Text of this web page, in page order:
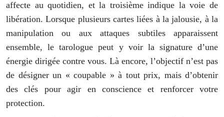
affecte au quotidien, et la troisième indique la voie de
libération. Lorsque plusieurs cartes liées à la jalousie, à la
manipulation ou aux attaques subtiles apparaissent
ensemble, le tarologue peut y voir la signature d’une
énergie dirigée contre vous. Là encore, l’objectif n’est pas
de désigner un « coupable » à tout prix, mais d’obtenir
des clés pour agir en conscience et renforcer votre
protection.